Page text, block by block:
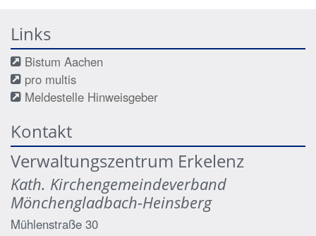
Links
Bistum Aachen
pro multis
Meldestelle Hinweisgeber
Kontakt
Verwaltungszentrum Erkelenz
Kath. Kirchengemeindeverband
Mönchengladbach-Heinsberg
Mühlenstraße 30